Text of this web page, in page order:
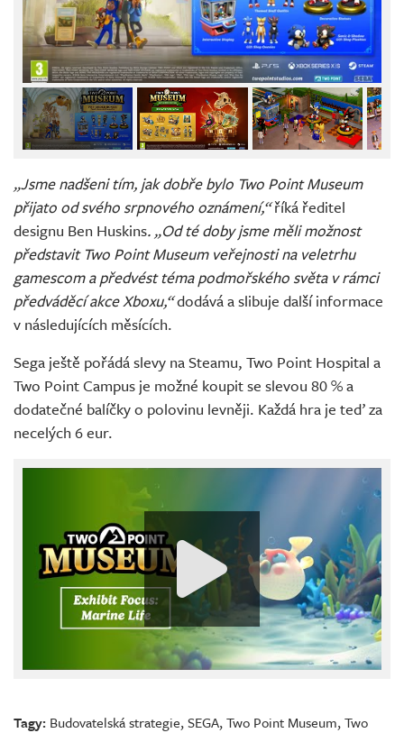
„Jsme nadšeni tím, jak dobře bylo Two Point Museum
přijato od svého srpnového oznámení,“říká ředitel
designu Ben Huskins. „Od té doby jsme měli možnost
představit Two Point Museum veřejnosti na veletrhu
gamescom a předvést téma podmořského světa v rámci
předváděcí akce Xboxu,“dodává a slibuje další informace
v následujících měsících.
Sega ještě pořádá slevy na Steamu, Two Point Hospital a
Two Point Campus je možné koupit se slevou 80 % a
dodatečné balíčky o polovinu levněji. Každá hra je teď za
necelých 6 eur.
Tagy: Budovatelská strategie,SEGA,Two Point Museum,Two